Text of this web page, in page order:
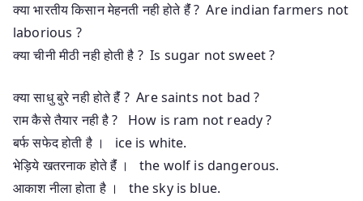
क्या भारतीय किसान मेहनती नही होते हैंं ? Are indian farmers not
laborious ?
क्या चीनी मीठी नही होती है ? Is sugar not sweet ?
क्या साधु बुरे नही होते हैंं ? Are saints not bad ?
राम कैसे तैयार नही है ? How is ram not ready ?
बर्फ सफेद होती है । ice is white.
भेड़िये खतरनाक होते हैंं । the wolf is dangerous.
आकाश नीला होता है । the sky is blue.